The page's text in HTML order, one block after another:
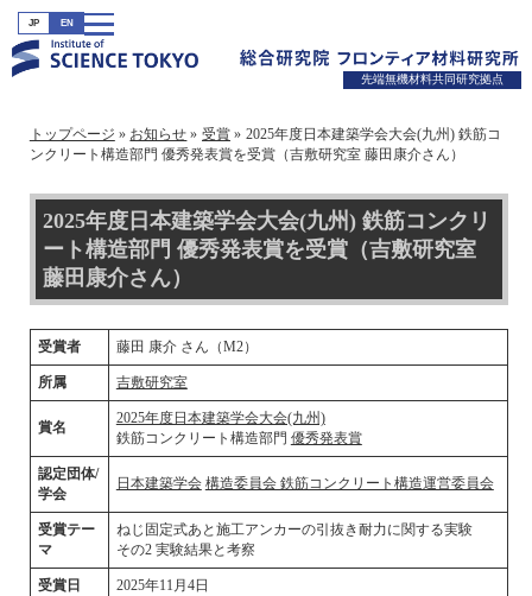
JP EN
先端無機材料共同研究拠点
トップページ お知らせ 受賞
2025年度日本建築学会大会(九州) 鉄筋コ
ンクリート構造部門 優秀発表賞を受賞（吉敷研究室 藤田康介さん）
2025年度日本建築学会大会(九州) 鉄筋コンクリ
ート構造部門 優秀発表賞を受賞（吉敷研究室
藤田康介さん）
受賞者 藤田 康介 さん（M2）
所属 吉敷研究室
賞名
2025年度日本建築学会大会(九州)
鉄筋コンクリート構造部門 優秀発表賞
認定団体/
学会
日本建築学会 構造委員会 鉄筋コンクリート構造運営委員会
受賞テー
マ
ねじ固定式あと施工アンカーの引抜き耐力に関する実験
その2 実験結果と考察
受賞日 2025年11月4日